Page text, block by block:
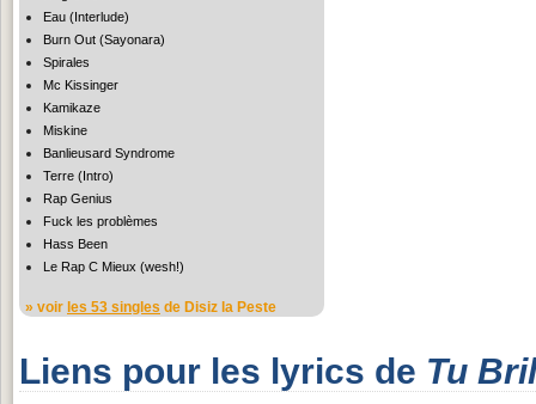
Eau (Interlude)
Burn Out (Sayonara)
Spirales
Mc Kissinger
Kamikaze
Miskine
Banlieusard Syndrome
Terre (Intro)
Rap Genius
Fuck les problèmes
Hass Been
Le Rap C Mieux (wesh!)
» voir les 53 singles de Disiz la Peste
Liens pour les lyrics de Tu